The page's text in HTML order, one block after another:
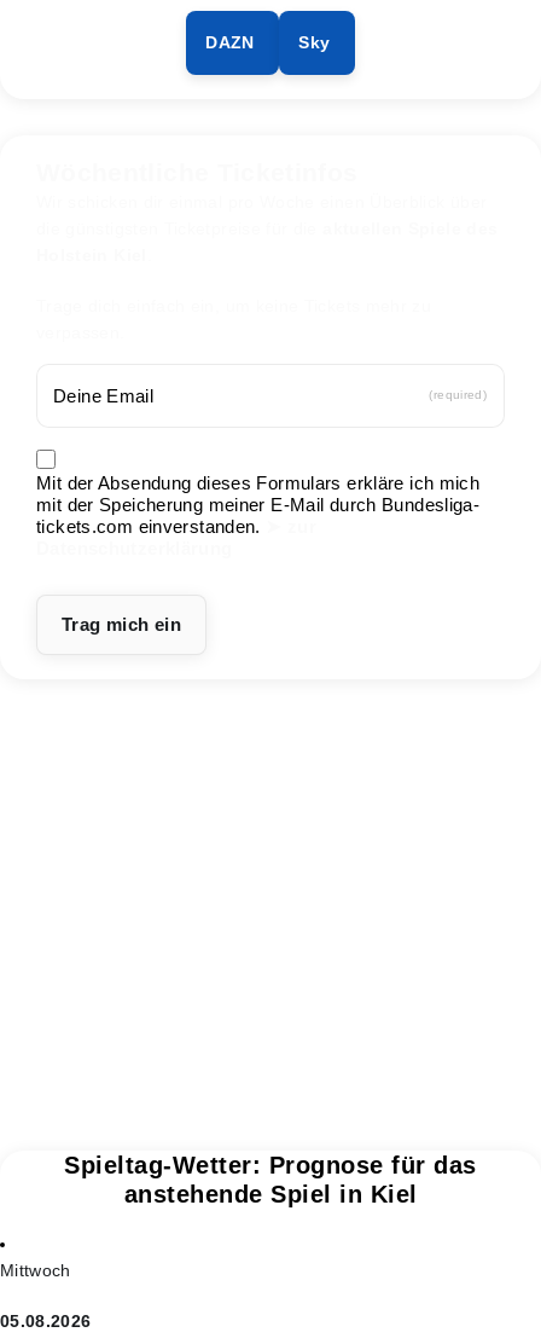
DAZN Sky
(required)
Mit der Absendung dieses Formulars erkläre ich mich
mit der Speicherung meiner E-Mail durch Bundesliga-
tickets.com einverstanden.
Spieltag-Wetter: Prognose für das
anstehende Spiel in Kiel
Mittwoch
05.08.2026